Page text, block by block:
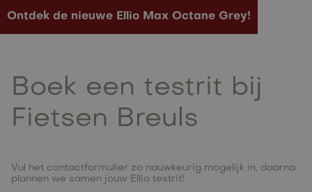
Ontdek de nieuwe Ellio Max Octane Grey!
Boek een testrit bij
Fietsen Breuls
Vul het contactformulier zo nauwkeurig mogelijk in, daarna
plannen we samen jouw Ellio testrit!